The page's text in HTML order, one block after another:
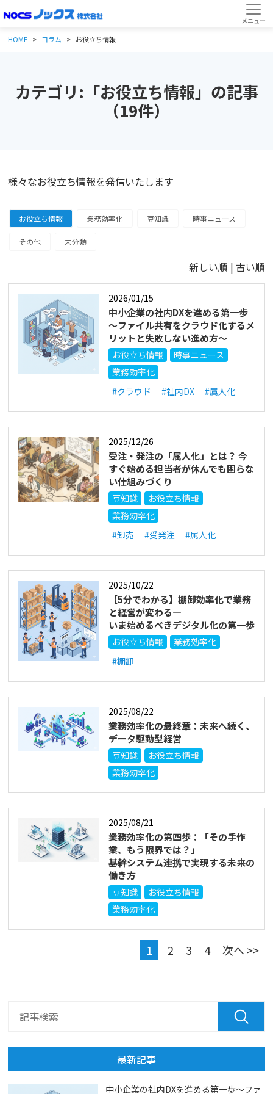
HOME コラム お役立ち情報
カテゴリ:「お役立ち情報」の記事
（19件）
様々なお役立ち情報を発信いたします
お役立ち情報 業務効率化 豆知識 時事ニュース
その他 未分類
新しい順 | 古い順
2026/01/15
中小企業の社内DXを進める第一歩
～ファイル共有をクラウド化するメ
リットと失敗しない進め方～
お役立ち情報
時事ニュース
業務効率化
#クラウド
#社内DX #属人化
2025/12/26
受注・発注の「属人化」とは？ 今
すぐ始める担当者が休んでも困らな
い仕組みづくり
豆知識
お役立ち情報
業務効率化
#卸売
#受発注 #属人化
2025/10/22
【5分でわかる】棚卸効率化で業務
と経営が変わる―
いま始めるべきデジタル化の第一歩
お役立ち情報
業務効率化
#棚卸
2025/08/22
業務効率化の最終章：未来へ続く、
データ駆動型経営
豆知識
お役立ち情報
業務効率化
2025/08/21
業務効率化の第四歩：「その手作
業、もう限界では？」
基幹システム連携で実現する未来の
働き方
豆知識
お役立ち情報
業務効率化
1 2 3 4 次へ >>
最新記事
中小企業の社内DXを進める第一歩～ファ